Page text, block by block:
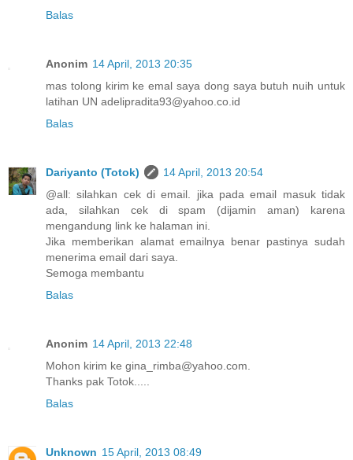
Balas
Anonim 14 April, 2013 20:35
mas tolong kirim ke emal saya dong saya butuh nuih untuk
latihan UN adelipradita93@yahoo.co.id
Balas
Dariyanto (Totok)
14 April, 2013 20:54
@all: silahkan cek di email. jika pada email masuk tidak
ada, silahkan cek di spam (dijamin aman) karena
mengandung link ke halaman ini.
Jika memberikan alamat emailnya benar pastinya sudah
menerima email dari saya.
Semoga membantu
Balas
Anonim 14 April, 2013 22:48
Mohon kirim ke gina_rimba@yahoo.com.
Thanks pak Totok.....
Balas
Unknown 15 April, 2013 08:49